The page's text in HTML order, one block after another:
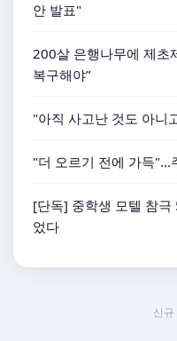
안 발표"
200살 은행나무에 제초
복구해야”
"아직 사고난 것도 아니
"더 오르기 전에 가득"...
[단독] 중학생 모텔 참
었다
신